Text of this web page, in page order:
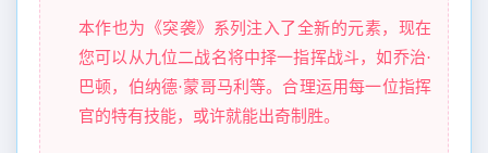
本作也为《突袭》系列注入了全新的元素，现在
您可以从九位二战名将中择一指挥战斗，如乔治·
巴顿，伯纳德·蒙哥马利等。合理运用每一位指挥
官的特有技能，或许就能出奇制胜。